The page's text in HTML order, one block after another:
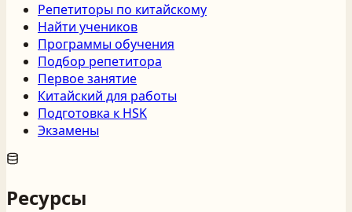
Репетиторы по китайскому
Найти учеников
Программы обучения
Подбор репетитора
Первое занятие
Китайский для работы
Подготовка к HSK
Экзамены
Ресурсы